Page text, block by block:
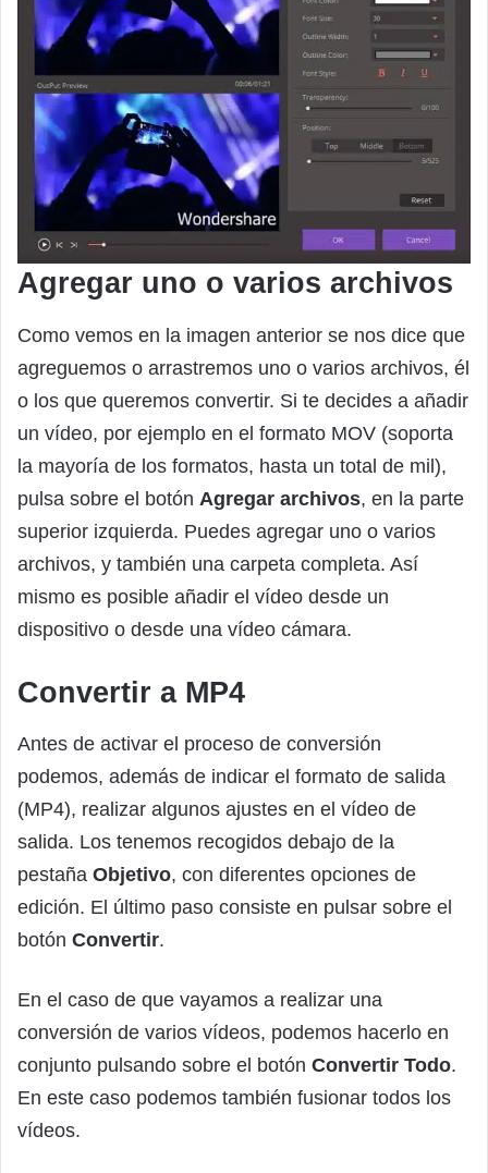
Agregar uno o varios archivos
Como vemos en la imagen anterior se nos dice que
agreguemos o arrastremos uno o varios archivos, él
o los que queremos convertir. Si te decides a añadir
un vídeo, por ejemplo en el formato MOV (soporta
la mayoría de los formatos, hasta un total de mil),
pulsa sobre el botón Agregar archivos, en la parte
superior izquierda. Puedes agregar uno o varios
archivos, y también una carpeta completa. Así
mismo es posible añadir el vídeo desde un
dispositivo o desde una vídeo cámara.
Convertir a MP4
Antes de activar el proceso de conversión
podemos, además de indicar el formato de salida
(MP4), realizar algunos ajustes en el vídeo de
salida. Los tenemos recogidos debajo de la
pestaña Objetivo, con diferentes opciones de
edición. El último paso consiste en pulsar sobre el
botón Convertir.
En el caso de que vayamos a realizar una
conversión de varios vídeos, podemos hacerlo en
conjunto pulsando sobre el botón Convertir Todo.
En este caso podemos también fusionar todos los
vídeos.